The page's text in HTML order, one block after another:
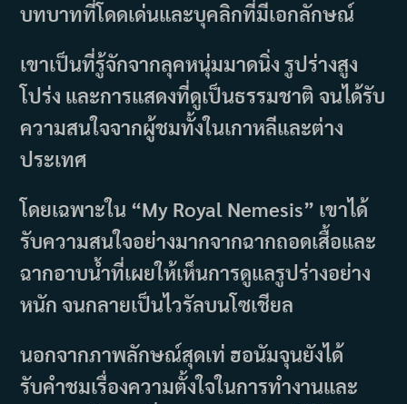
บทบาทที่โดดเด่นและบุคลิกที่มีเอกลักษณ์
เขาเป็นที่รู้จักจากลุคหนุ่มมาดนิ่ง รูปร่างสูง
โปร่ง และการแสดงที่ดูเป็นธรรมชาติ จนได้รับ
ความสนใจจากผู้ชมทั้งในเกาหลีและต่าง
ประเทศ
โดยเฉพาะใน “My Royal Nemesis” เขาได้
รับความสนใจอย่างมากจากฉากถอดเสื้อและ
ฉากอาบน้ำที่เผยให้เห็นการดูแลรูปร่างอย่าง
หนัก จนกลายเป็นไวรัลบนโซเชียล
นอกจากภาพลักษณ์สุดเท่ ฮอนัมจุนยังได้
รับคำชมเรื่องความตั้งใจในการทำงานและ